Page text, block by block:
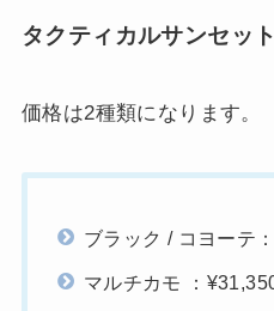
タクティカルサンセッ
価格は2種類になります。
ブラック / コヨーテ
マルチカモ ：